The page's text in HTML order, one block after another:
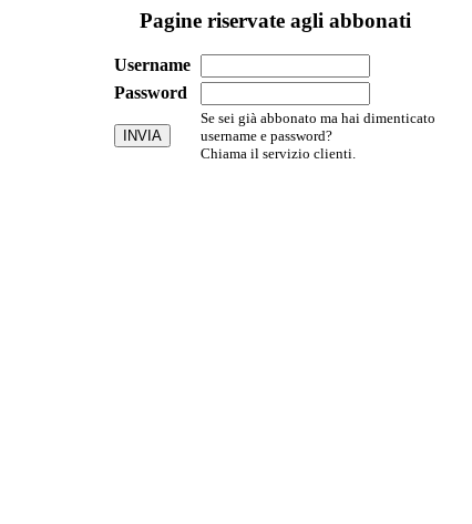
Pagine riservate agli abbonati
Username
Password
Se sei già abbonato ma hai dimenticato
username e password?
Chiama il servizio clienti.